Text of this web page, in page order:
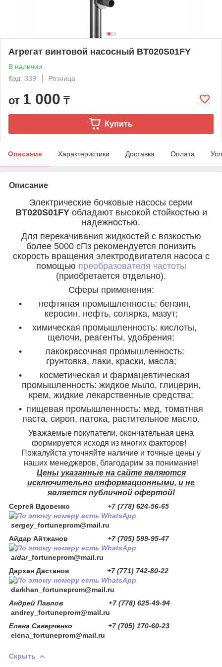
Агрегат винтовой насосный BT020S01FY
В наличии
Код: 339
Розница
от 1 000 ₸
Купить
Описание Характеристики Доставка Оплата
Описание
Электрические бочковые насосы серии
BT020S01FYобладают высокой стойкостью и
надежностью.
Для перекачивания жидкостей с вязкостью
более 5000 сПз рекомендуется понизить
скорость вращения электродвигателя насоса с
помощью преобразователя частоты
(приобретается отдельно).
Сферы применения:
нефтяная промышленность: бензин,
керосин, нефть, солярка, мазут;
химическая промышленность: кислоты,
щелочи, реагенты, удобрения;
лакокрасочная промышленность:
грунтовка, лаки, краски, масла;
косметическая и фармацевтическая
промышленность: жидкое мыло, глицерин,
крем, жидкие лекарственные средства;
пищевая промышленность: мед, томатная
паста, сироп, патока, растительное масло.
Уважаемые покупатели, окончательная цена
формируется исходя из многих факторов!
Пожалуйста уточняйте наличие и точные цены у
наших менеджеров, благодарим за понимание!
Цены указанные на сайте являются
исключительно информационными, и не
является публичной офертой!
Сергей Вдовенко +7 (778) 624-56-65
sergey _fortuneprom@mail.ru
Айдар Айтжанов
+7 (705) 599-95-47
aidar_fortuneprom@mail.ru
Дархан Дастанов +7 (771) 742-80-22
darkhan _fortuneprom@mail.ru
Андрей Павлов +7 (778) 625-49-94
andrey_fortuneprom@mail.ru
Елена Саверченко +7 (705) 170-60-23
elena_fortuneprom@mail.ru
Скрыть